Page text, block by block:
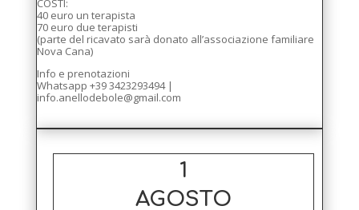
COSTI:
40 euro un terapista
70 euro due terapisti
(parte del ricavato sarà donato all’associazione familiare
Nova Cana)
Info e prenotazioni
Whatsapp +39 3423293494 |
info.anellodebole@gmail.com
1
AGOSTO